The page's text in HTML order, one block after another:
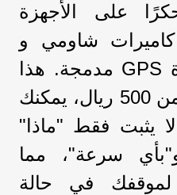
على الأجهزة
كاميرات شاومي و
Azdome تأتي بوحدة GPS مدمجة. هذا
يعني أنه مقابل أقل من 500 ريال، يمكنك
يثبت فقط "ماذا"
سرعة"، مما
في حالة